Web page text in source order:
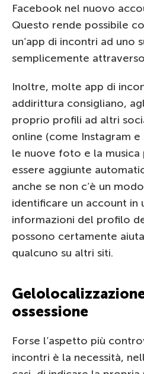
Facebook nel nuovo
Questo rende possibile
un’app di incontri ad uno
semplicemente
Inoltre, molte app di
addirittura consigliano,
proprio profili ad altri
online (come Instagram
le nuove foto e la musica
essere aggiunte
anche se non c’è un
identificare un account in
informazioni del profilo
possono certamente
qualcuno su altri siti.
ossessione
Forse l’aspetto più
incontri è la necessità,